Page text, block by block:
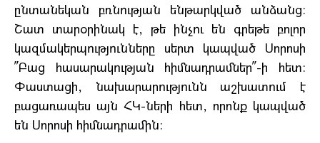
ընտանեկան բռնության ենթարկված անձանց։
Շատ տարօրինակ է, թե ինչու են գրեթե բոլոր
կազմակերպությունները սերտ կապված Սորոսի
՛՛Բաց հասարակության հիմնադրամներ՛՛-ի հետ։
Փաստացի, նախարարությունն աշխատում է
բացառապես այն ՀԿ-ների հետ, որոնք կապված
են Սորոսի հիմնադրամին։